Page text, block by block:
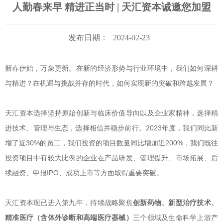
人勤春来早 精进正当时 | 天汇资本诚邀您加盟
发布日期： 2024-02-23
新春伊始，万象更新。在新的经济形势与行业环境中，我们如何深耕
与精进？在机遇与挑战并存的时代，如何实现新的突破和跨越发展？
天汇资本选择坚持原始创新与临床价值导向以及企业家精神，选择精
进技术、管理与生态，选择相信并稳步前行。2023年度，我们同比新
增了近30%的员工，我们投资的项目数量同比增加近200%，我们既往
投资项目中有较大比例的企业在产品研发、管理提升、市场拓展、后
续融资、申报IPO、成功上市等方面取得重要突破。
天汇资本现已进入第九年，持续战略聚焦创新药物、新型治疗技术、
精准医疗（含体外诊断和高端医疗器械） 三个领域及生命科学上游产